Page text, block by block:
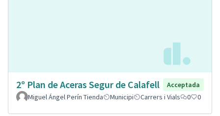
2º Plan de Aceras Segur de Calafell
Acceptada
Miguel Ángel Perín Tienda
Municipi Carrers i Vials 0 0